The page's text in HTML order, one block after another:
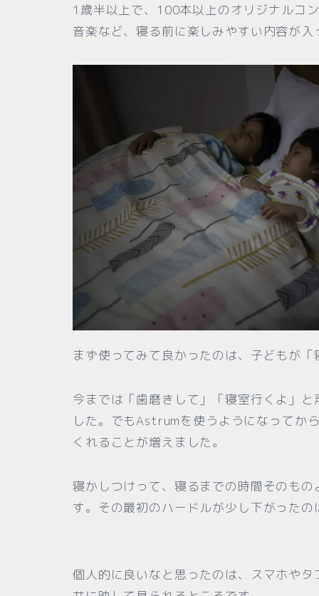
1歳半以上で、100本以上のオリジナルコ
音楽など、寝る前に楽しみやすい内容が
まず使ってみて良かったのは、子どもが
今までは「歯磨きして」「寝室行くよ」
した。でもAstrumを使うようになってか
くれることが増えました。
寝かしつけって、寝るまでの時間そのも
す。その最初のハードルが少し下がった
個人的に良いなと思ったのは、スマホや